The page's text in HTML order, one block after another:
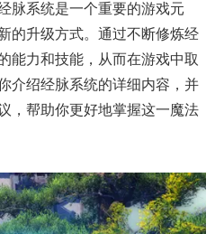
脉系统是一个重要的游戏元
的升级方式。通过不断修炼经
能力和技能，从而在游戏中取
介绍经脉系统的详细内容，并
，帮助你更好地掌握这一魔法